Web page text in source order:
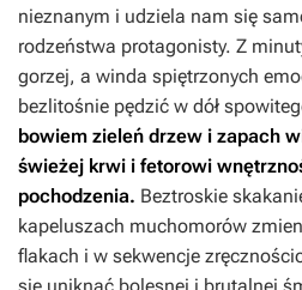
nieznanym i udziela nam się
rodzeństwa protagonisty. Z
gorzej, a winda spiętrzonych
bezlitośnie pędzić w dół
bowiem zieleń drzew i zapach
świeżej krwi i fetorowi
pochodzenia. Beztroskie
kapeluszach muchomorów
flakach i w sekwencje